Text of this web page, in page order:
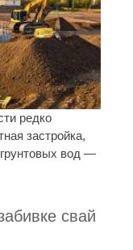
редко
застройка,
вод —
свай